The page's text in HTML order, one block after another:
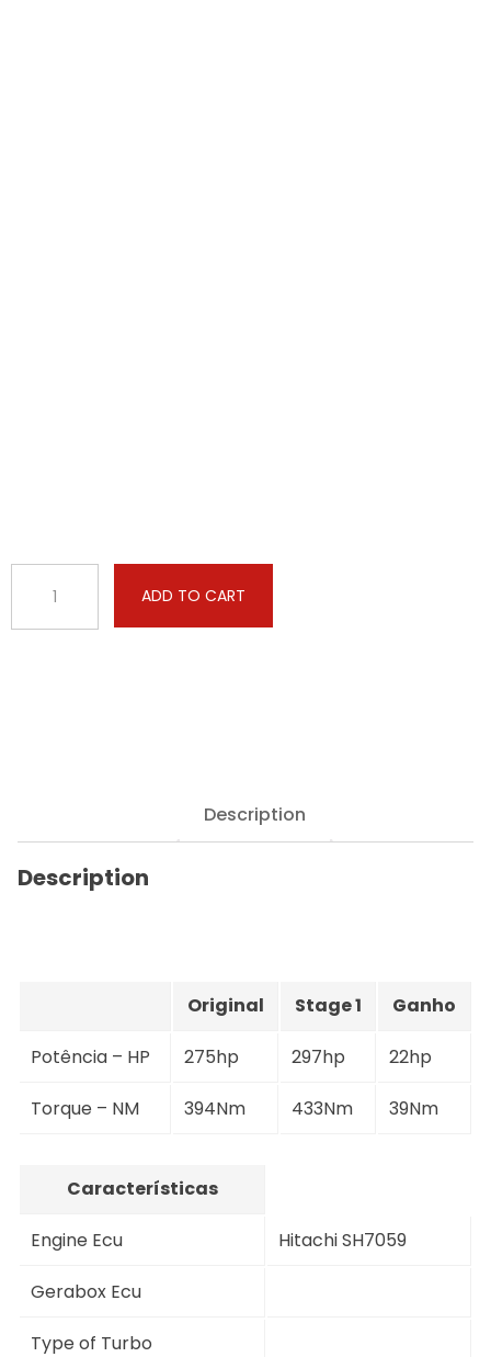
Patrol
ADD TO CART
Description
Description
Original Stage 1 Ganho
Potência – HP 275hp 297hp 22hp
Torque – NM 394Nm 433Nm 39Nm
Características
Engine Ecu Hitachi SH7059
Gerabox Ecu
Type of Turbo